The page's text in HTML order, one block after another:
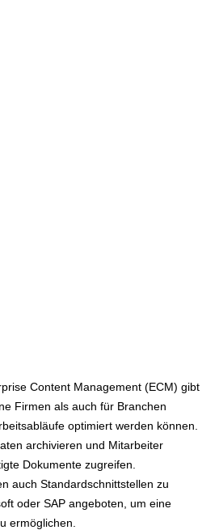
Content Management (ECM) gibt
Firmen als auch für Branchen
optimiert werden können.
archivieren und Mitarbeiter
Dokumente zugreifen.
auch Standardschnittstellen zu
oder SAP angeboten, um eine
ermöglichen.